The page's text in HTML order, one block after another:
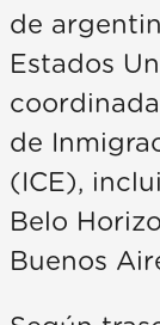
de
Estados
de
(ICE),
Belo
Buenos